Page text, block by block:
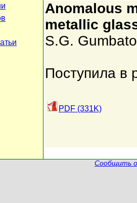
Anomalous
metallic
S.G.
Поступила в
PDF (331K)
Сообщить о